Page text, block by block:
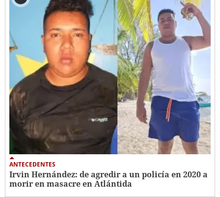
ANTECEDENTES
Irvin Hernández: de agredir a un policía en 2020 a
morir en masacre en Atlántida